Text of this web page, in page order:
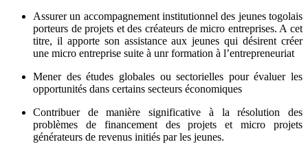
Assurer un accompagnement institutionnel des jeunes togolais
porteurs de projets et des créateurs de micro entreprises. A cet
titre, il apporte son assistance aux jeunes qui désirent créer
une micro entreprise suite à unr formation à l’entrepreneuriat
Mener des études globales ou sectorielles pour évaluer les
opportunités dans certains secteurs économiques
Contribuer de manière significative à la résolution des
problèmes de financement des projets et micro projets
générateurs de revenus initiés par les jeunes.